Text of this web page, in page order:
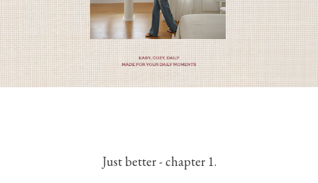
Just better - chapter 1.